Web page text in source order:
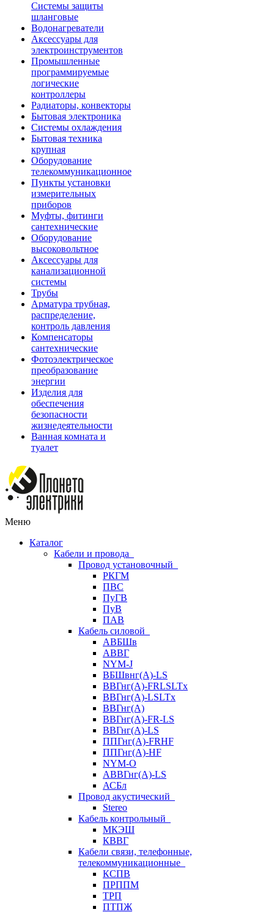
Системы защиты
шланговые
Водонагреватели
Аксессуары для
электроинструментов
Промышленные
программируемые
логические
контроллеры
Радиаторы, конвекторы
Бытовая электроника
Системы охлаждения
Бытовая техника
крупная
Оборудование
телекоммуникационное
Пункты установки
измерительных
приборов
Муфты, фитинги
сантехнические
Оборудование
высоковольтное
Аксессуары для
канализационной
системы
Трубы
Арматура трубная,
распределение,
контроль давления
Компенсаторы
сантехнические
Фотоэлектрическое
преобразование
энергии
Изделия для
обеспечения
безопасности
жизнедеятельности
Ванная комната и
туалет
Меню
Каталог
Кабели и провода
Провод установочный
РКГМ
ПВС
ПуГВ
ПуВ
ПАВ
Кабель силовой
АВБШв
АВВГ
NYM-J
ВБШвнг(А)-LS
ВВГнг(A)-FRLSLTx
ВВГнг(A)-LSLTx
ВВГнг(А)
ВВГнг(А)-FR-LS
ВВГнг(А)-LS
ППГнг(А)-FRHF
ППГнг(А)-HF
NYM-O
АВВГнг(А)-LS
АСБл
Провод акустический
Stereo
Кабель контрольный
МКЭШ
КВВГ
Кабели связи, телефонные,
телекоммуникационные
КСПВ
ПРППМ
ТРП
ПТПЖ